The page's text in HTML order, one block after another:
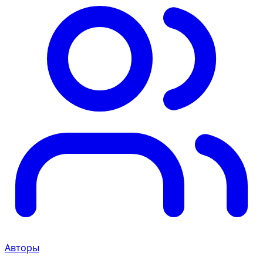
Авторы